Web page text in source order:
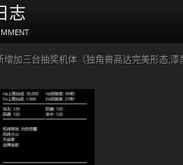
志
加三台抽奖机体（独角兽高达完美形态,